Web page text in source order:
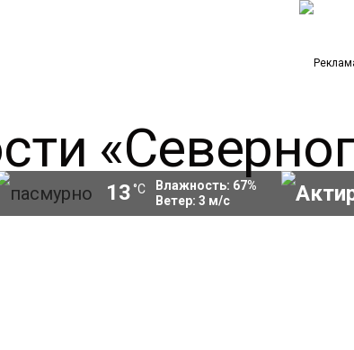
13 °C Влажность: 67%
Ветер: 3 м/с